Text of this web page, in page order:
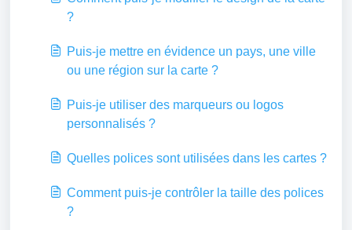
?
Puis-je mettre en évidence un pays, une ville
ou une région sur la carte ?
Puis-je utiliser des marqueurs ou logos
personnalisés ?
Quelles polices sont utilisées dans les cartes ?
Comment puis-je contrôler la taille des polices
?